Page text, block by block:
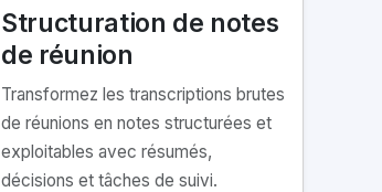
Structuration de notes
de réunion
Transformez les transcriptions brutes
de réunions en notes structurées et
exploitables avec résumés,
décisions et tâches de suivi.